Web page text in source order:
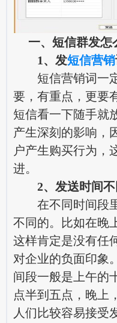
一、短信群发怎
1、发短信营销
短信营销词一定
要，有重点，更要
短信看一下随手就
产生深刻的影响，
户产生购买行为，
进。
2、发送时间不
在不同时间段里
不同的。比如在晚
这样肯定是没有任
对企业的负面印象
间段一般是上午的
点半到五点，晚上
人们比较容易接受